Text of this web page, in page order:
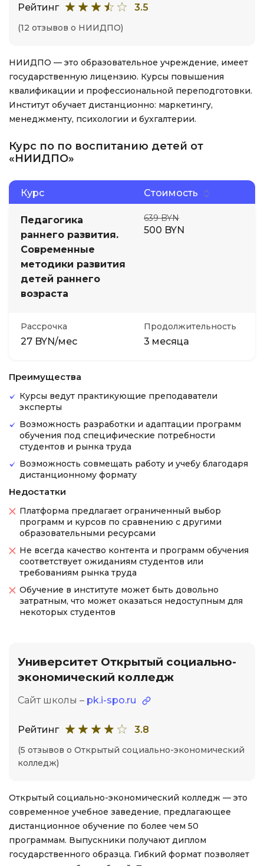
Рейтинг 3.5
(12 отзывов о НИИДПО)
НИИДПО — это образовательное учреждение, имеет
государственную лицензию. Курсы повышения
квалификации и профессиональной переподготовки.
Институт обучает дистанционно: маркетингу,
менеджменту, психологии и бухгалтерии.
Курс по по воспитанию детей от
«НИИДПО»
Курс Стоимость
Педагогика
раннего развития.
Современные
методики развития
детей раннего
возраста
639 BYN
500 BYN
Рассрочка
27 BYN/мес
Продолжительность
3 месяца
Преимущества
Курсы ведут практикующие преподаватели
эксперты
Возможность разработки и адаптации программ
обучения под специфические потребности
студентов и рынка труда
Возможность совмещать работу и учебу благодаря
дистанционному формату
Недостатки
Платформа предлагает ограниченный выбор
программ и курсов по сравнению с другими
образовательными ресурсами
Не всегда качество контента и программ обучения
соответствует ожиданиям студентов или
требованиям рынка труда
Обучение в институте может быть довольно
затратным, что может оказаться недоступным для
некоторых студентов
Университет Открытый социально-
экономический колледж
Сайт школы – pk.i-spo.ru
Рейтинг 3.8
(5 отзывов о Открытый социально-экономический
колледж)
Открытый социально-экономический колледж — это
современное учебное заведение, предлагающее
дистанционное обучение по более чем 50
программам. Выпускники получают диплом
государственного образца. Гибкий формат позволяет